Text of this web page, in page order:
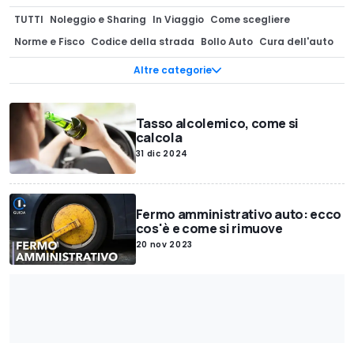
Altre categorie
TUTTI Noleggio e Sharing In Viaggio Come scegliere
Norme e Fisco Codice della strada Bollo Auto Cura dell'auto
Patente Mobilità e Logistica
Data Room Auto & Salute Assicurazione Auto Auto Usate
Incentivi auto
App & Navigazione
Tasso alcolemico, come si
calcola
31 dic 2024
Fermo amministrativo auto: ecco
cos'è e come si rimuove
20 nov 2023